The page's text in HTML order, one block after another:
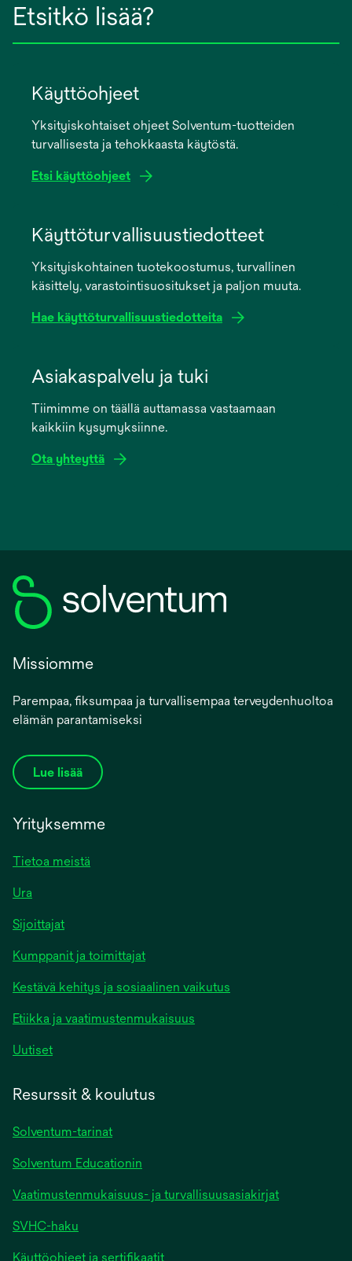
Etsitkö lisää?
Käyttöohjeet
Yksityiskohtaiset ohjeet Solventum-tuotteiden
turvallisesta ja tehokkaasta käytöstä.
Etsi käyttöohjeet
new
Käyttöturvallisuustiedotteet
Yksityiskohtainen tuotekoostumus, turvallinen
käsittely, varastointisuositukset ja paljon muuta.
Hae käyttöturvallisuustiedotteita
new
Asiakaspalvelu ja tuki
Tiimimme on täällä auttamassa vastaamaan
kaikkiin kysymyksiinne.
Ota yhteyttä
Missiomme
Parempaa, fiksumpaa ja turvallisempaa terveydenhuoltoa
elämän parantamiseksi
Lue lisää
Yrityksemme
Tietoa meistä
Ura
Sijoittajat
Kumppanit ja toimittajat
Kestävä kehitys ja sosiaalinen vaikutus
Etiikka ja vaatimustenmukaisuus
Uutiset
Resurssit & koulutus
Solventum-tarinat
Solventum Educationin
Vaatimustenmukaisuus- ja turvallisuusasiakirjat
SVHC-haku
Käyttöohjeet ja sertifikaatit